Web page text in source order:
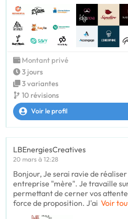
Montant privé
3 jours
3 variantes
10 révisions
Voir le profil
LBEnergiesCreatives
20 mars à 12:28
Bonjour, Je serai ravie de
entreprise "mère". Je travaille
permettant de cerner vos
force de proposition. J'ai Voir